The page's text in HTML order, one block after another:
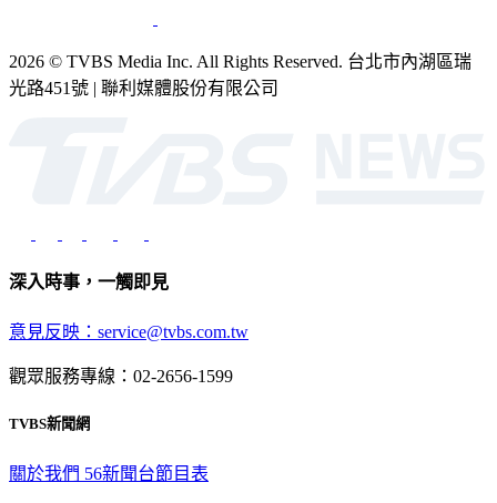
2026 © TVBS Media Inc. All Rights Reserved. 台北市內湖區瑞
光路451號 | 聯利媒體股份有限公司
深入時事，一觸即見
意見反映：service@tvbs.com.tw
觀眾服務專線：02-2656-1599
TVBS新聞網
關於我們 56新聞台節目表